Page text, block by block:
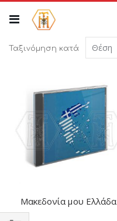
στο
περιεχόμενο
Ταξινόμηση κατά
Μακεδονία μου Ελλάδα